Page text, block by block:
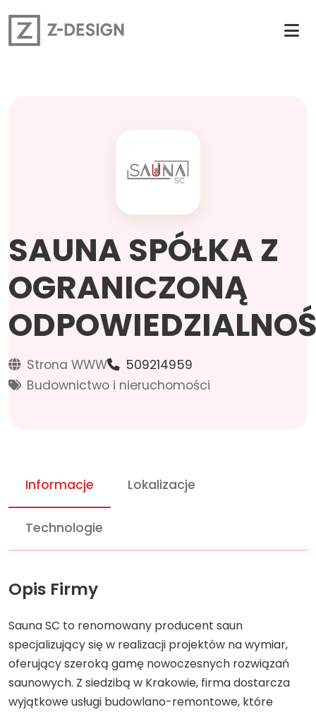
SAUNA SPÓŁKA Z
OGRANICZONĄ
Strona WWW
509214959
Budownictwo i nieruchomości
Informacje Lokalizacje
Technologie
Opis Firmy
Sauna SC to renomowany producent saun
specjalizujący się w realizacji projektów na wymiar,
oferujący szeroką gamę nowoczesnych rozwiązań
saunowych. Z siedzibą w Krakowie, firma dostarcza
wyjątkowe usługi budowlano-remontowe, które